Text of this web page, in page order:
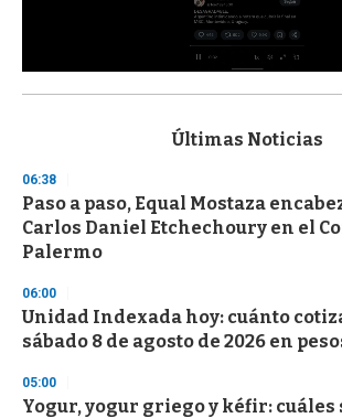
s
d
s
o
f
3
s
e
c
o
d
s
Últimas Noticias
06:38
Paso a paso, Equal Mostaza
Carlos Daniel Etchechoury en el
Palermo
06:00
Unidad Indexada hoy: cuánto
sábado 8 de agosto de 2026 en
05:00
Yogur, yogur griego y kéfir: cuáles